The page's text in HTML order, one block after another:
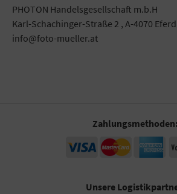
PHOTON Handelsgesellschaft m.b.H
Karl-Schachinger-Straße 2 , A-4070
info@foto-mueller.at
Zahlungsmethoden:
Unsere